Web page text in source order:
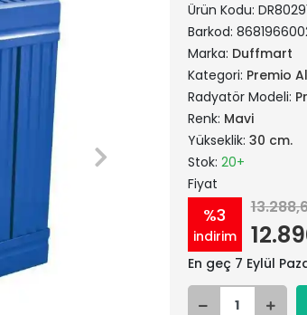
Ürün Kodu:
Barkod:
Marka: Duffmart
Kategori: Premio
Radyatör Modeli:
Renk: Mavi
Yükseklik: 30 cm.
Stok: 20+
Fiyat
%3
indirim
En geç 7 Eylül